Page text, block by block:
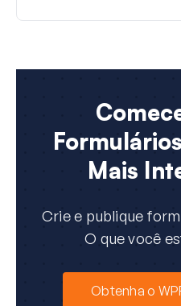
Mais
Crie e publique
O que você
Obtenha o